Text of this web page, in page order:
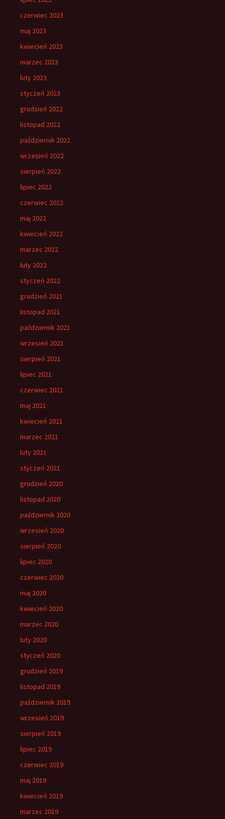
czerwiec 2023
maj 2023
kwiecień 2023
marzec 2023
luty 2023
styczeń 2023
grudzień 2022
listopad 2022
październik 2022
wrzesień 2022
sierpień 2022
lipiec 2022
czerwiec 2022
maj 2022
kwiecień 2022
marzec 2022
luty 2022
styczeń 2022
grudzień 2021
listopad 2021
październik 2021
wrzesień 2021
sierpień 2021
lipiec 2021
czerwiec 2021
maj 2021
kwiecień 2021
marzec 2021
luty 2021
styczeń 2021
grudzień 2020
listopad 2020
październik 2020
wrzesień 2020
sierpień 2020
lipiec 2020
czerwiec 2020
maj 2020
kwiecień 2020
marzec 2020
luty 2020
styczeń 2020
grudzień 2019
listopad 2019
październik 2019
wrzesień 2019
sierpień 2019
lipiec 2019
czerwiec 2019
maj 2019
kwiecień 2019
marzec 2019